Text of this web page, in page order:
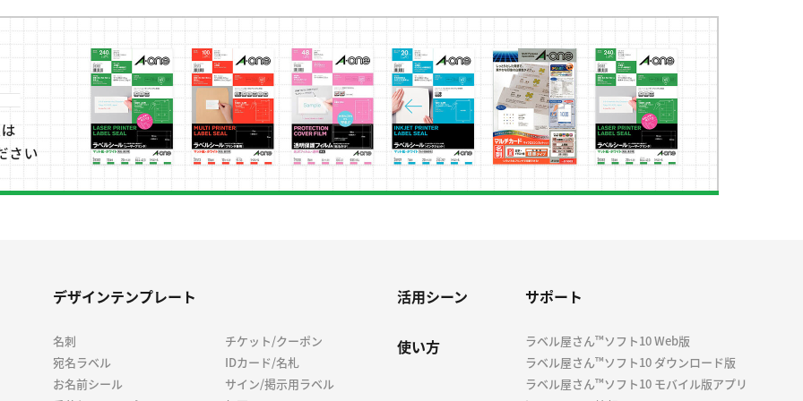
デザインテンプレート
名刺
チケット/クーポン
宛名ラベル
IDカード/名札
お名前シール
サイン/掲示用ラベル
活用シーン
使い方
サポート
ラベル屋さん™ソフト10 Web版
ラベル屋さん™ソフト10 ダウンロード版
ラベル屋さん™ソフト10 モバイル版アプリ